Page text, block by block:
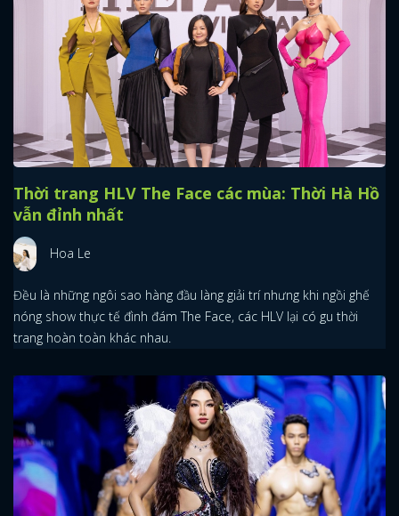
Thời trang HLV The Face các mùa: Thời Hà Hồ
vẫn đỉnh nhất
Hoa Le
Đều là những ngôi sao hàng đầu làng giải trí nhưng khi ngồi ghế
nóng show thực tế đình đám The Face, các HLV lại có gu thời
trang hoàn toàn khác nhau.